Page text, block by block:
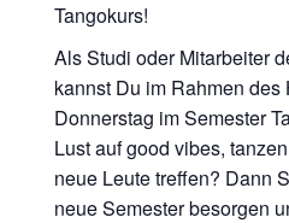
Tangokurs!
Als Studi oder Mitarbeiter
kannst Du im Rahmen
Donnerstag im Semester
Lust auf good vibes,
neue Leute treffen? Dann
neue Semester besorgen